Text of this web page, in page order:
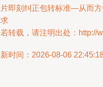
即刻纠正包转标准—从而
转载，请注明出处：http://
时间：2026-08-06